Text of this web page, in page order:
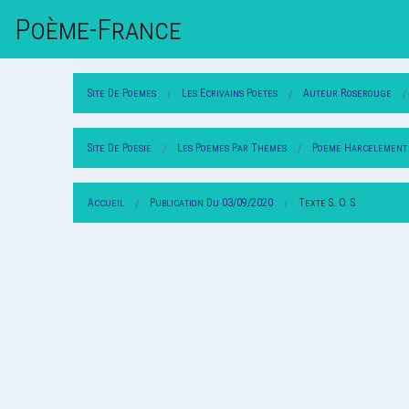
Poème-FrAnce
Site De Poemes Les Ecrivains Poetes Auteur Roserouge
Site De Poesie Les Poemes Par Themes Poeme Harcelement
Accueil Publication Du 03/09/2020 Texte S. O. S